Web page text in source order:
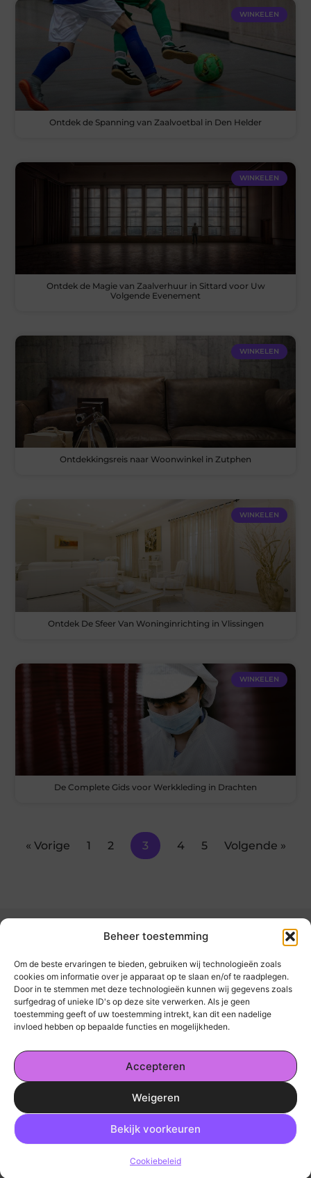
Beheer toestemming
Om de beste ervaringen te bieden, gebruiken wij technologieën zoals
cookies om informatie over je apparaat op te slaan en/of te raadplegen.
Door in te stemmen met deze technologieën kunnen wij gegevens zoals
surfgedrag of unieke ID's op deze site verwerken. Als je geen
toestemming geeft of uw toestemming intrekt, kan dit een nadelige
invloed hebben op bepaalde functies en mogelijkheden.
Accepteren
Weigeren
Bekijk voorkeuren
Cookiebeleid
Ga Naar
WINKELEN
Ontdek de Spanning van Zaalvoetbal in Den Helder
WINKELEN
Ontdek de Magie van Zaalverhuur in Sittard voor Uw
Volgende Evenement
WINKELEN
Ontdekkingsreis naar Woonwinkel in Zutphen
WINKELEN
Ontdek De Sfeer Van Woninginrichting in Vlissingen
WINKELEN
De Complete Gids voor Werkkleding in Drachten
« Vorige 1 2 3 4 5 Volgende »
kickinsite.nl – Echt, eerlijk, alles wat telt.
Een verzameling van blogs en artikelen die
een breed scala aan onderwerpen uit het
dagelijks leven behandelen.